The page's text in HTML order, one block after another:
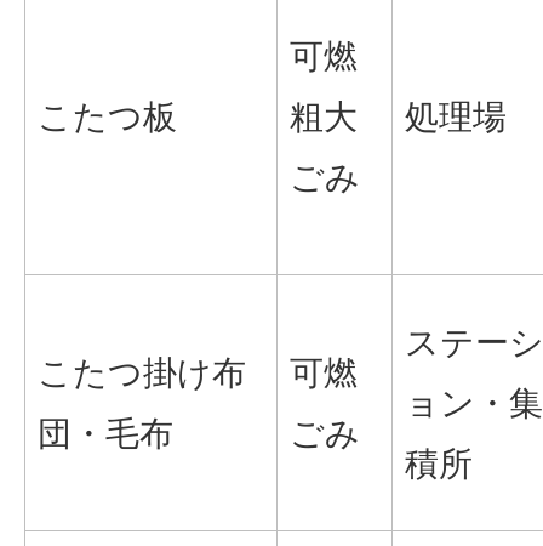
こたつ板
可燃
粗大
ごみ
処理場
こたつ掛け布
団・毛布
可燃
ごみ
ステーシ
ョン・集
積所